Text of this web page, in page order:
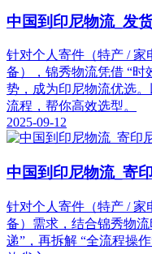
中国到印尼物流_发
针对个人寄件（特产 / 家
备），锦秀物流凭借 “时
势，成为印尼物流优选
流程，帮你高效选型。
2025-09-12
中国到印尼物流_寄
针对个人寄件（特产 / 家
备）需求，结合锦秀物
递”，再拆解 “全流程操